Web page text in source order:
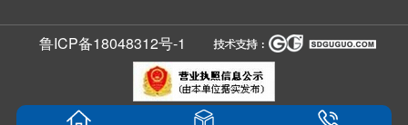
鲁ICP备18048312号-1